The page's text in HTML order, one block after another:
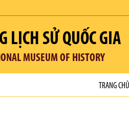
LỊCH SỬ QUỐC GIA
MUSEUM OF HISTORY
TRANG CHỦ